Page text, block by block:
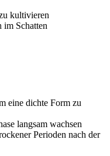
kultivieren
im Schatten
eine dichte Form zu
langsam wachsen
Perioden nach der